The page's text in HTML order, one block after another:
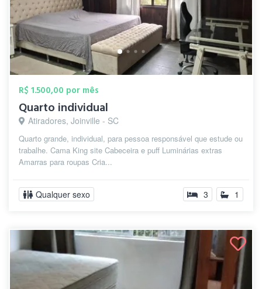
R$ 1.500,00 por mês
Quarto individual
Atiradores, Joinville - SC
Quarto grande, individual, para pessoa responsável que estude ou
trabalhe. Cama King site Cabeceira e puff Luminárias extras
Amarras para roupas Cria...
Qualquer sexo 3 1